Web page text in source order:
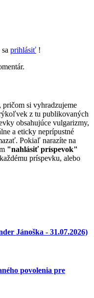
prihlásiť !
si vyhradzujeme
z tu publikovaných
obsahujúce vulgarizmy,
a eticky neprípustné
Pokiaľ narazíte na
"nahlásiť príspevok"
príspevku, alebo
Jánoška - 31.07.2026)
povolenia pre